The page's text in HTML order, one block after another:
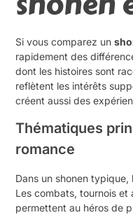
Si vous comparez un
rapidement des
dont les histoires sont
reflètent les intérêts
créent aussi des
Thématiques
romance
Dans un shonen typique,
Les combats, tournois
permettent au héros de